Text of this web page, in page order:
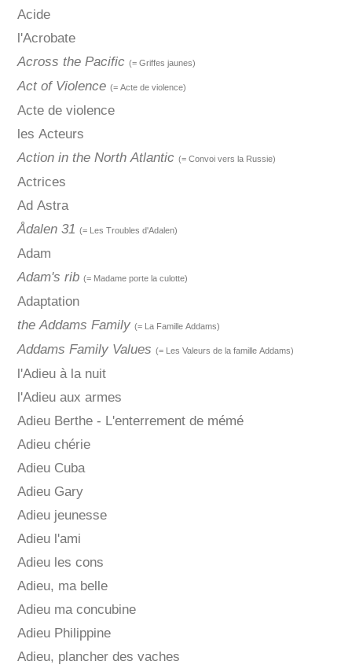
Acide
l'Acrobate
Across the Pacific (= Griffes jaunes)
Act of Violence (= Acte de violence)
Acte de violence
les Acteurs
Action in the North Atlantic (= Convoi vers la Russie)
Actrices
Ad Astra
Ådalen 31 (= Les Troubles d'Adalen)
Adam
Adam's rib (= Madame porte la culotte)
Adaptation
the Addams Family (= La Famille Addams)
Addams Family Values (= Les Valeurs de la famille Addams)
l'Adieu à la nuit
l'Adieu aux armes
Adieu Berthe - L'enterrement de mémé
Adieu chérie
Adieu Cuba
Adieu Gary
Adieu jeunesse
Adieu l'ami
Adieu les cons
Adieu, ma belle
Adieu ma concubine
Adieu Philippine
Adieu, plancher des vaches